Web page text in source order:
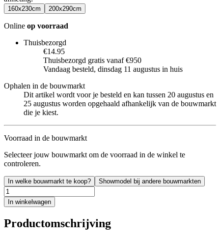
160x230cm 200x290cm
Online op voorraad
Thuisbezorgd
€14.95
Thuisbezorgd gratis vanaf €950
Vandaag besteld, dinsdag 11 augustus in huis
Ophalen in de bouwmarkt
Dit artikel wordt voor je besteld en kan tussen 20 augustus en
25 augustus worden opgehaald afhankelijk van de bouwmarkt
die je kiest.
Voorraad in de bouwmarkt
Selecteer jouw bouwmarkt om de voorraad in de winkel te
controleren.
In welke bouwmarkt te koop? Showmodel bij andere bouwmarkten
In winkelwagen
Productomschrijving